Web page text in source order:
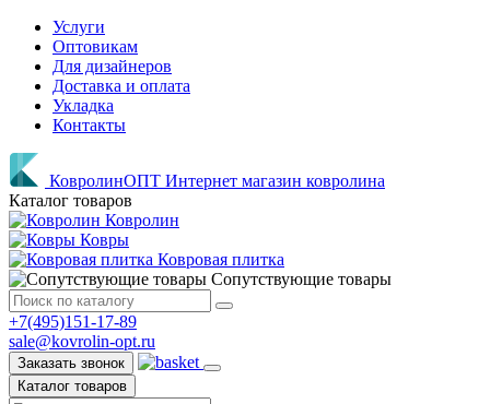
Услуги
Оптовикам
Для дизайнеров
Доставка и оплата
Укладка
Контакты
КовролинОПТ Интернет магазин ковролина
Каталог товаров
Ковролин
Ковры
Ковровая плитка
Сопутствующие товары
+7(495)151-17-89
sale@kovrolin-opt.ru
Заказать звонок
Каталог товаров